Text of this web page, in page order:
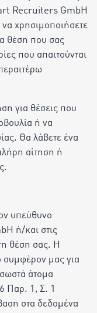
Recruiters GmbH
να χρησιμοποιήσετε
θέση που σας
που απαιτούνται
για θέσεις που
ή να
Θα λάβετε ένα
αίτηση ή
υπεύθυνο
ή/και στις
θέση σας. Η
συμφέρον μας για
άτομα
Παρ. 1, Σ. 1
στα δεδομένα